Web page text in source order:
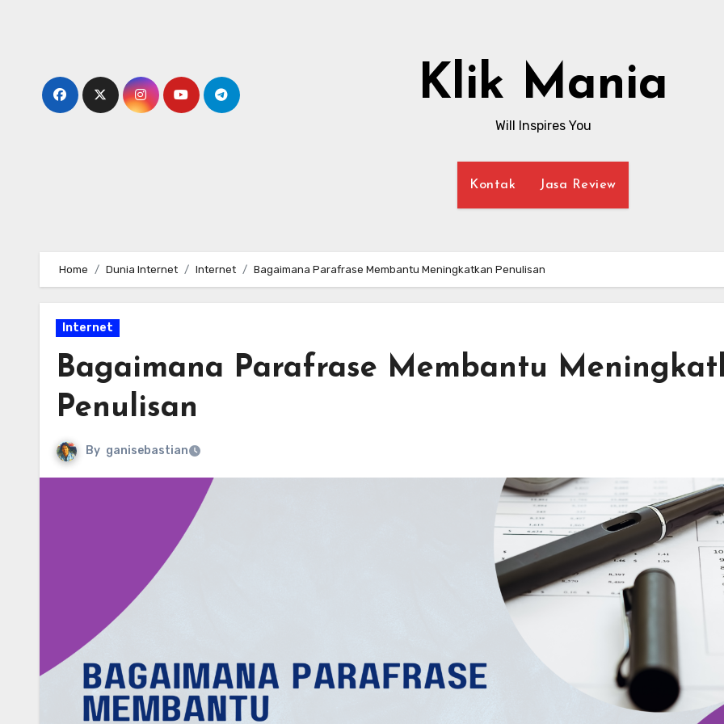
Klik Mania
Will Inspires You
Kontak Jasa Review
Home Dunia Internet Internet Bagaimana Parafrase Membantu Meningkatkan Penulisan
Internet
Bagaimana Parafrase Membantu
Penulisan
By ganisebastian